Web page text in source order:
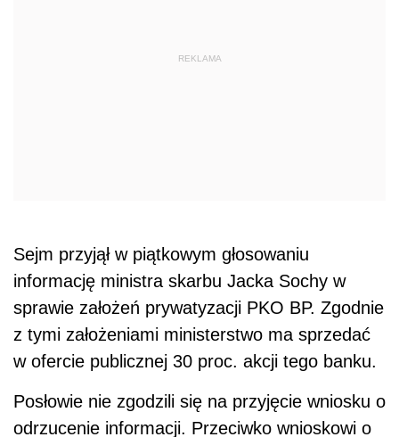
Sejm przyjął w piątkowym głosowaniu
informację ministra skarbu Jacka Sochy w
sprawie założeń prywatyzacji PKO BP. Zgodnie
z tymi założeniami ministerstwo ma sprzedać
w ofercie publicznej 30 proc. akcji tego banku.
Posłowie nie zgodzili się na przyjęcie wniosku o
odrzucenie informacji. Przeciwko wnioskowi o